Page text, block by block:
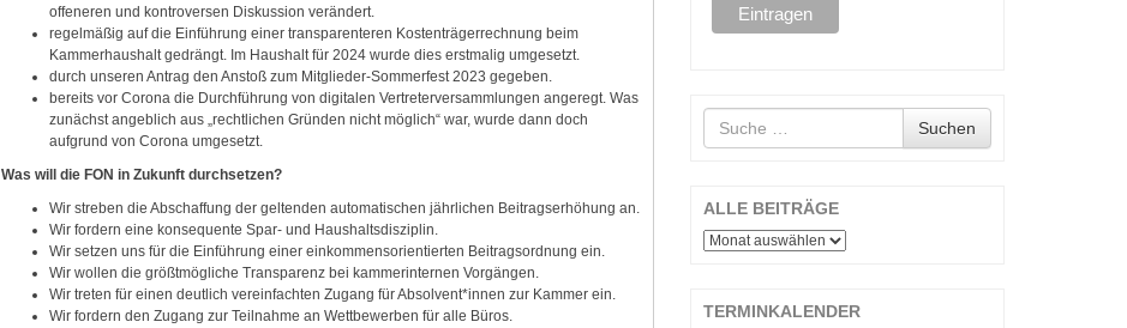
offeneren und kontroversen Diskussion verändert.
regelmäßig auf die Einführung einer transparenteren Kostenträgerrechnung beim
Kammerhaushalt gedrängt. Im Haushalt für 2024 wurde dies erstmalig umgesetzt.
durch unseren Antrag den Anstoß zum Mitglieder-Sommerfest 2023 gegeben.
bereits vor Corona die Durchführung von digitalen Vertreterversammlungen angeregt. Was
zunächst angeblich aus „rechtlichen Gründen nicht möglich“ war, wurde dann doch
aufgrund von Corona umgesetzt.
Was will die FON in Zukunft durchsetzen?
Wir streben die Abschaffung der geltenden automatischen jährlichen Beitragserhöhung an.
Wir fordern eine konsequente Spar- und Haushaltsdisziplin.
Wir setzen uns für die Einführung einer einkommensorientierten Beitragsordnung ein.
Wir wollen die größtmögliche Transparenz bei kammerinternen Vorgängen.
Wir treten für einen deutlich vereinfachten Zugang für Absolvent*innen zur Kammer ein.
Wir fordern den Zugang zur Teilnahme an Wettbewerben für alle Büros.
nach
Suchen
ALLE BEITRÄGE
ALLE
TERMINKALENDER